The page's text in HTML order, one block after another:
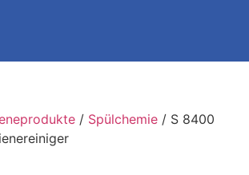
/ Spülchemie / S 8400